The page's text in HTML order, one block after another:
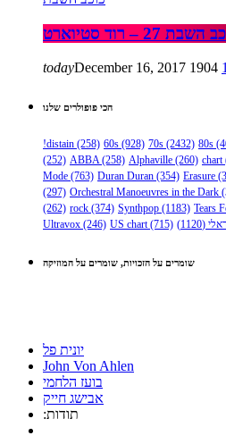
27 – רוד סטיוארט
todayDecember 16, 2017 1904
הכי פופולרים שלנו
!distain (258) 60s (928) 70s (2432) 80s
(252) ABBA(258) Alphaville (260) chart
Mode (763) Duran Duran (354) Erasure
(297) Orchestral Manoeuvres in the Dark
(262) rock (374) Synthpop (1183) Tears
Ultravox (246) US chart(715) (1120)
שומרים על הזכויות, שומרים על המוזיקה
יונית פל
John Von Ahlen
בועז הלחמי
אבישג חייק
:תודות